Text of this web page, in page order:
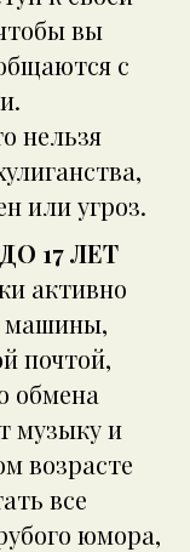
вы
с
нельзя
или угроз.
17 ЛЕТ
активно
машины,
почтой,
обмена
музыку и
возрасте
все
юмора,